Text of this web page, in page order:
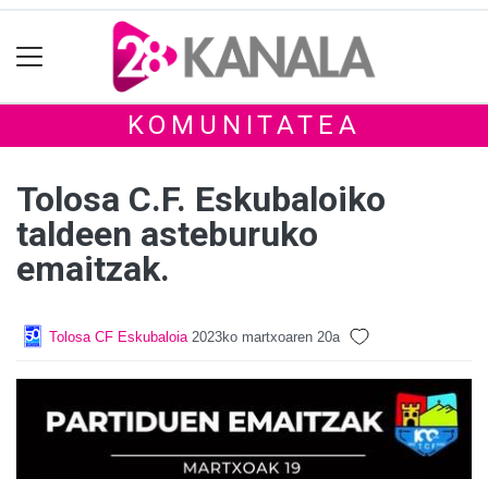
KOMUNITATEA
Tolosa C.F. Eskubaloiko
taldeen asteburuko
emaitzak.
Tolosa CF Eskubaloia 2023ko martxoaren 20a